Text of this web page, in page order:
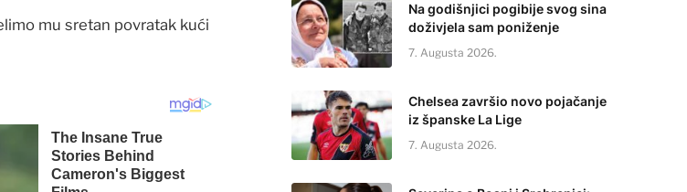
mu sretan povratak kući
Na godišnjici pogibije svog sina
doživjela sam poniženje
7. Augusta 2026.
Chelsea završio novo pojačanje
iz španske La Lige
7. Augusta 2026.